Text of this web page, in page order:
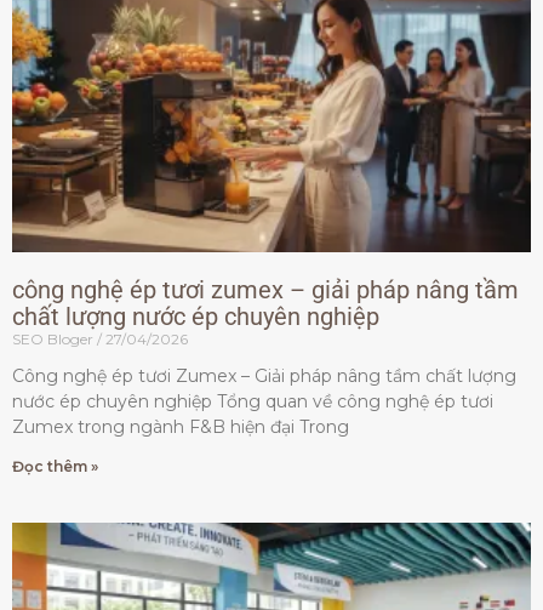
công nghệ ép tươi zumex – giải pháp nâng tầm
chất lượng nước ép chuyên nghiệp
SEO Bloger 27/04/2026
Công nghệ ép tươi Zumex – Giải pháp nâng tầm chất lượng
nước ép chuyên nghiệp Tổng quan về công nghệ ép tươi
Zumex trong ngành F&B hiện đại Trong
Đọc thêm »